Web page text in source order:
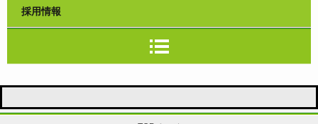
採用情報